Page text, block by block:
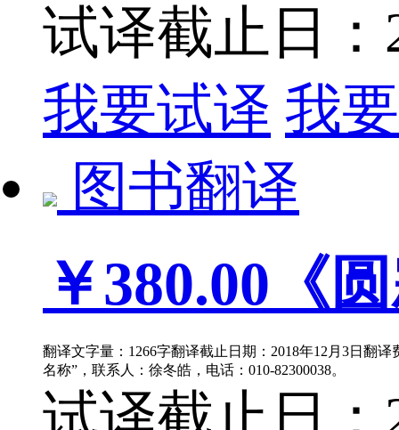
试译截止日：
我要试译 我
图书翻译
￥380.00 《
翻译文字量：1266字翻译截止日期：2018年12月3日翻
名称”，联系人：徐冬皓，电话：010-82300038。
试译截止日：